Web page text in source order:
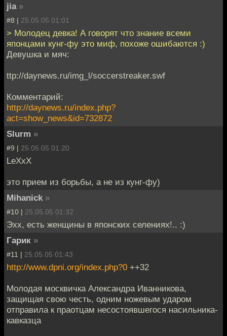
jia »
#8 | 25.05.05 01:01
> Молодец девка! А говорят что знание всеми
японцами кунг-фу это миф, похоже ошибаются :)
Девушка и мяч:
ttp://daynews.ru/img_l/soccerstreaker.swf
Комментарий:
http://daynews.ru/index.php?
act=show_news&id=732872
Slurm »
#9 | 25.05.05 01:20
LeXxX
это прием из борьбы, а не из кунг-фу)
Mihanick »
#10 | 25.05.05 01:32
Эхх, есть женщины в японских селениях!.. :)
Гарик »
#11 | 25.05.05 01:43
http://www.dpni.org/index.php?0 ++32
Молодая москвичка Александра Иванникова,
защищая свою честь, одним ножевым ударом
отправила к праотцам несостоявшегося насильника-
кавказца